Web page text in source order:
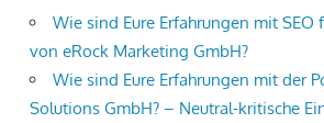
Wie sind Eure Erfahrungen mit SEO
von eRock Marketing GmbH?
Wie sind Eure Erfahrungen mit der
Solutions GmbH? – Neutral-kritische